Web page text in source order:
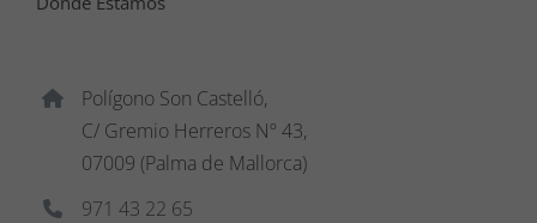
Polígono Son Castelló,
C/ Gremio Herreros Nº 43,
07009 (Palma de Mallorca)
971 43 22 65